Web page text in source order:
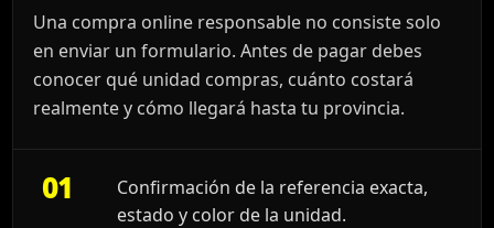
Una compra online responsable no consiste solo
en enviar un formulario. Antes de pagar debes
conocer qué unidad compras, cuánto costará
realmente y cómo llegará hasta tu provincia.
01
Confirmación de la referencia exacta,
estado y color de la unidad.